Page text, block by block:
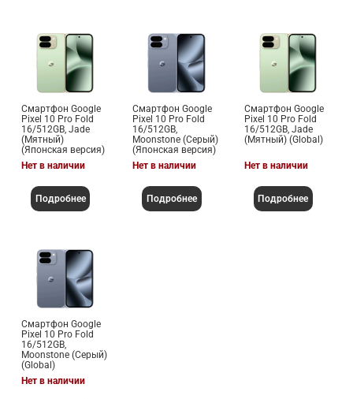
Смартфон Google
Pixel 10 Pro Fold
16/512GB, Jade
(Мятный)
(Японская версия)
Нет в наличии
Подробнее
Смартфон Google
Pixel 10 Pro Fold
16/512GB,
Moonstone (Серый)
(Японская версия)
Нет в наличии
Подробнее
Смартфон Google
Pixel 10 Pro Fold
16/512GB, Jade
(Мятный) (Global)
Нет в наличии
Подробнее
Смартфон Google
Pixel 10 Pro Fold
16/512GB,
Moonstone (Серый)
(Global)
Нет в наличии